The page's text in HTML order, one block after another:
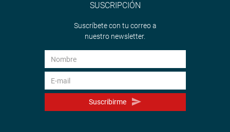
SUSCRIPCIÓN
Suscríbete con tu correo a
nuestro newsletter.
Suscribirme